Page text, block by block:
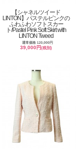
【シャネルツイード
LINTON】パステルピンクの
ふわふわソフトスカー
ト/Pastel Pink Soft Skirt with
LINTON Tweed
通常価格 120,000円
39,000円(税別)